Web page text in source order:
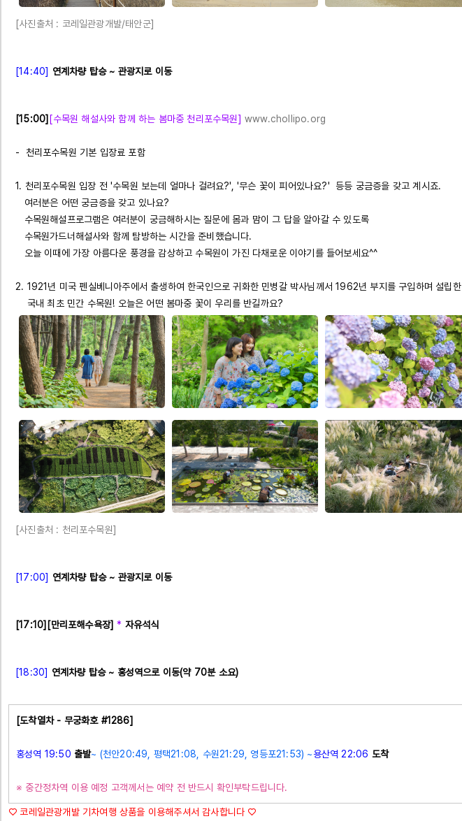
[사진출처 : 코레일관광개발/태안군]
[14:40] 연계차량 탑승 ~ 관광지로 이동
[15:00] [수목원 해설사와 함께 하는 봄마중 천리포수목원] www.chollipo.org
- 천리포수목원 기본 입장료 포함
1. 천리포수목원 입장 전 '수목원 보는데 얼마나 걸려요?', '무슨 꽃이 피어있나요?' 등등 궁금증을 갖고 계시죠.
여러분은 어떤 궁금증을 갖고 있나요?
수목원해설프로그램은 여러분이 궁금해하시는 질문에 몸과 맘이 그 답을 알아갈 수 있도록
수목원가드너해설사와 함께 탐방하는 시간을 준비했습니다.
오늘 이때에 가장 아름다운 풍경을 감상하고 수목원이 가진 다채로운 이야기를 들어보세요^^
2. 1921년 미국 펜실베니아주에서 출생하여 한국인으로 귀화한 민병갈 박사님께서 1962년 부지를 구입하며 설립한
국내 최초 민간 수목원! 오늘은 어떤 봄마중 꽃이 우리를 반길까요?
[사진출처 : 천리포수목원]
[17:00] 연계차량 탑승 ~ 관광지로 이동
[17:10] [만리포해수욕장]* 자유석식
[18:30] 연계차량 탑승 ~ 홍성역으로 이동(약 70분 소요)
[도착열차 - 무궁화호 #1286]
홍성역 19:50 출발~ (천안20:49, 평택21:08, 수원21:29, 영등포21:53) ~용산역 22:06 도착
※ 중간정차역 이용 예정 고객께서는 예약 전 반드시 확인부탁드립니다.
♡ 코레일관광개발 기차여행 상품을 이용해주셔서 감사합니다 ♡